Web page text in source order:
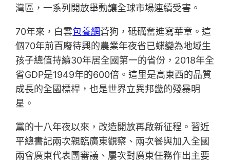
灣區，一系列開放舉動讓全球市場連續受害。
70年來，白雲包養網蒼狗，砥礪奮進寫華章。這
個70年前百廢待興的農業年夜省已蝶變為地域生
孩子總值持續30年居全國第一的省份，2018年全
省GDP是1949年的600倍。這里是高東西的品質
成長的全國標桿，也是世界立異邦畿的殘暴明
星。
黨的十八年夜以來，改造開放再啟新征程。習近
平總書記兩次親臨廣東觀察、兩次餐與加入全國
兩會廣東代表團審議、屢次對廣東任務作出主要